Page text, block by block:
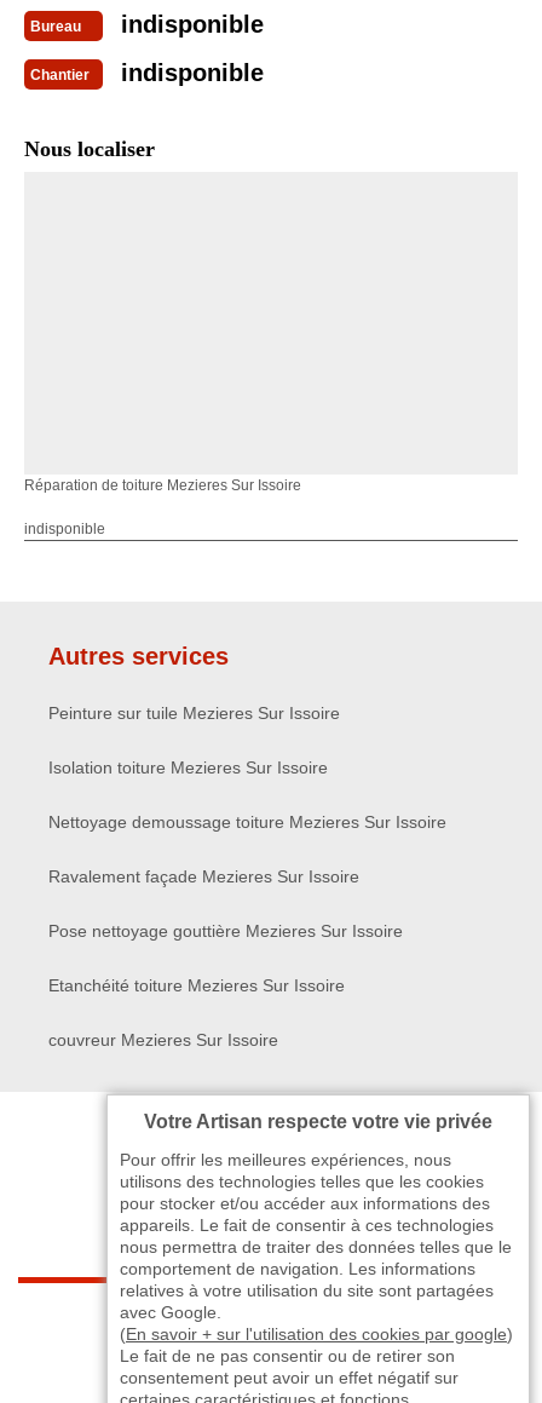
Bureau indisponible
Chantier indisponible
Nous localiser
Réparation de toiture Mezieres Sur Issoire
indisponible
Autres services
Peinture sur tuile Mezieres Sur Issoire
Isolation toiture Mezieres Sur Issoire
Nettoyage demoussage toiture Mezieres Sur Issoire
Ravalement façade Mezieres Sur Issoire
Pose nettoyage gouttière Mezieres Sur Issoire
Etanchéité toiture Mezieres Sur Issoire
couvreur Mezieres Sur Issoire
indisponible - indisponible>
Votre Artisan respecte votre vie privée
Pour offrir les meilleures expériences, nous
utilisons des technologies telles que les cookies
pour stocker et/ou accéder aux informations des
appareils. Le fait de consentir à ces technologies
nous permettra de traiter des données telles que le
comportement de navigation. Les informations
relatives à votre utilisation du site sont partagées
avec Google.
(En savoir + sur l'utilisation des cookies par google)
Le fait de ne pas consentir ou de retirer son
consentement peut avoir un effet négatif sur